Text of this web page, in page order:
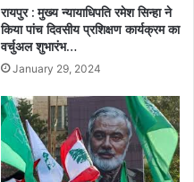
रायपुर : मुख्य न्यायाधिपति रमेश सिन्हा ने
किया पांच दिवसीय प्रशिक्षण कार्यक्रम का
वर्चुअल शुभारंभ…
January 29, 2024